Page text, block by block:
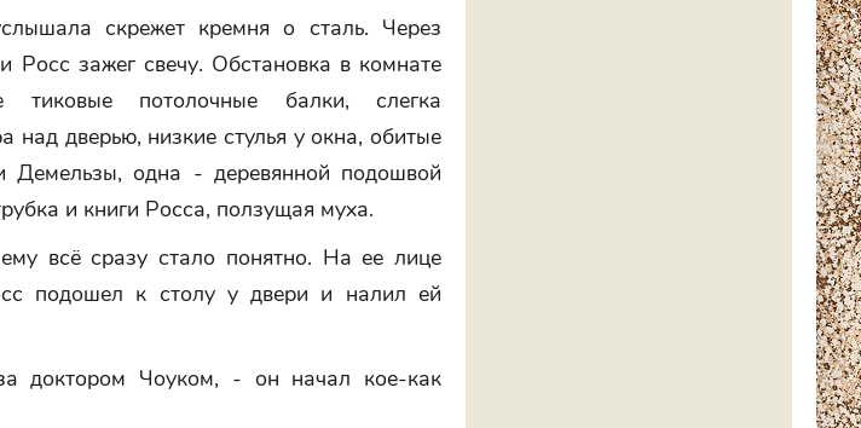
скрежет кремня о сталь. Через
Росс зажег свечу. Обстановка в комнате
тиковые потолочные балки, слегка
над дверью, низкие стулья у окна, обитые
одна - деревянной подошвой
и книги Росса, ползущая муха.
всё сразу стало понятно. На ее лице
подошел к столу у двери и налил ей
Чоуком, - он начал кое-как